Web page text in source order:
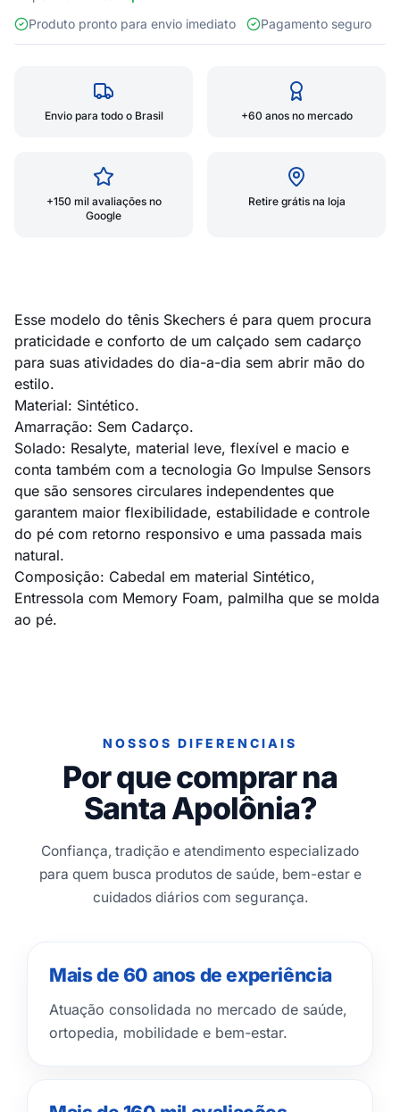
Produto pronto para envio imediato
Pagamento seguro
Envio para todo o Brasil +60 anos no mercado
+150 mil avaliações no
Google
Retire grátis na loja
Esse modelo do tênis Skechers é para quem procura
praticidade e conforto de um calçado sem cadarço
para suas atividades do dia-a-dia sem abrir mão do
estilo.
Material: Sintético.
Amarração: Sem Cadarço.
Solado: Resalyte, material leve, flexível e macio e
conta também com a tecnologia Go Impulse Sensors
que são sensores circulares independentes que
garantem maior flexibilidade, estabilidade e controle
do pé com retorno responsivo e uma passada mais
natural.
Composição: Cabedal em material Sintético,
Entressola com Memory Foam, palmilha que se molda
ao pé.
NOSSOS DIFERENCIAIS
Por que comprar na
Santa Apolônia?
Confiança, tradição e atendimento especializado
para quem busca produtos de saúde, bem-estar e
cuidados diários com segurança.
Mais de 60 anos de experiência
Atuação consolidada no mercado de saúde,
ortopedia, mobilidade e bem-estar.